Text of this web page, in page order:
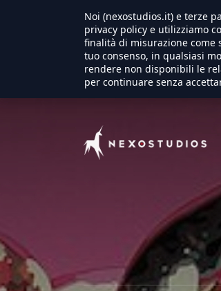
Noi (nexostudios.it) e terze
privacy policy e utilizziamo
finalità di misurazione come
tuo consenso, in qualsiasi
rendere non disponibili le
per continuare senza